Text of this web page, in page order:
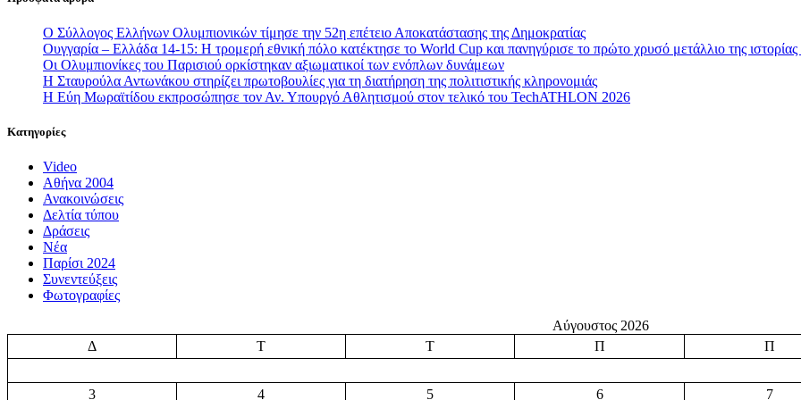
Ο Σύλλογος Ελλήνων Ολυμπιονικών τίμησε την 52η επέτειο Αποκατάστασης της Δημοκρατίας
Ουγγαρία – Ελλάδα 14-15: Η τρομερή εθνική πόλο κατέκτησε το World Cup και πανηγύρισε το πρώτο χρυσό μετάλλιο της ιστορίας
Οι Ολυμπιονίκες του Παρισιού ορκίστηκαν αξιωματικοί των ενόπλων δυνάμεων
Η Σταυρούλα Αντωνάκου στηρίζει πρωτοβουλίες για τη διατήρηση της πολιτιστικής κληρονομιάς
Η Εύη Μωραϊτίδου εκπροσώπησε τον Αν. Υπουργό Αθλητισμού στον τελικό του TechATHLON 2026
Κατηγορίες
Video
Αθήνα 2004
Ανακοινώσεις
Δελτία τύπου
Δράσεις
Νέα
Παρίσι 2024
Συνεντεύξεις
Φωτογραφίες
Αύγουστος 2026
Δ
Τ Τ Π Π
3
4 5 6 7